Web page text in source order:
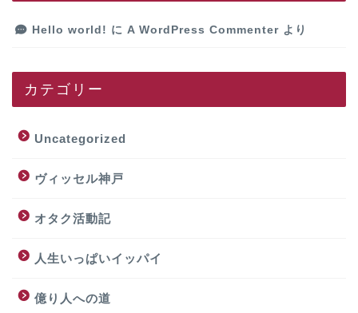
Hello world! に A WordPress Commenter より
カテゴリー
Uncategorized
ヴィッセル神戸
オタク活動記
人生いっぱいイッパイ
億り人への道